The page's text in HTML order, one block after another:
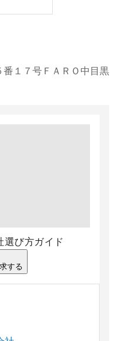
番１７号ＦＡＲＯ中目黒
選び方ガイド
する